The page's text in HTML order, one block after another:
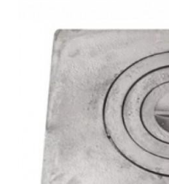
Строительство и
Мебель
Бытовая техника
Обувь для дома и дачи
Акции